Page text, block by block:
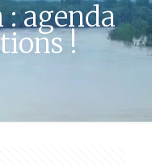
: agenda
!